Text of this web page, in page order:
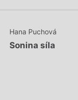
Hana Puchová
Sonina síla